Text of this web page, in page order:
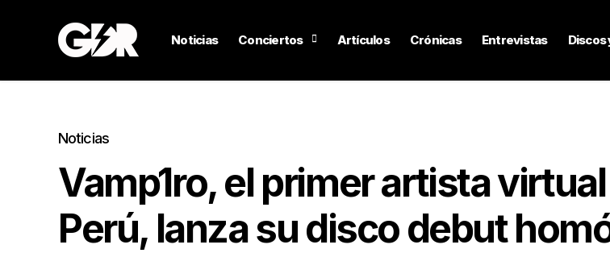
Noticias Conciertos Artículos Crónicas Entrevistas Discos
Noticias
Vamp1ro, el primer artista
Perú, lanza su disco debut